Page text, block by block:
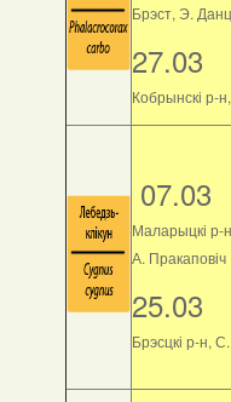
Брэст, Э.
27.03
Кобрынскі р-
07.03
Маларыцкі р-
А. Пракаповіч
25.03
Брэсцкі р-н,